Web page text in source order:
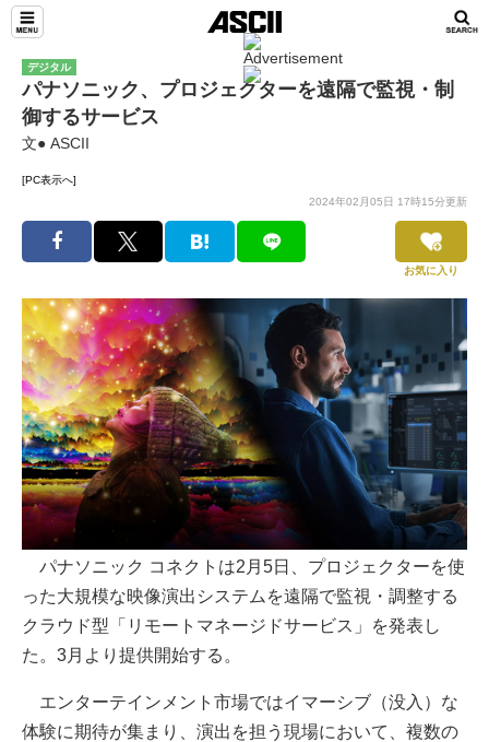
デジタル
パナソニック、プロジェクターを遠隔で監視・制
御するサービス
文● ASCII
[PC表示へ]
2024年02月05日 17時15分更新
お気に入り
パナソニック コネクトは2月5日、プロジェクターを使
った大規模な映像演出システムを遠隔で監視・調整する
クラウド型「リモートマネージドサービス」を発表し
た。3月より提供開始する。
エンターテインメント市場ではイマーシブ（没入）な
体験に期待が集まり、演出を担う現場において、複数の